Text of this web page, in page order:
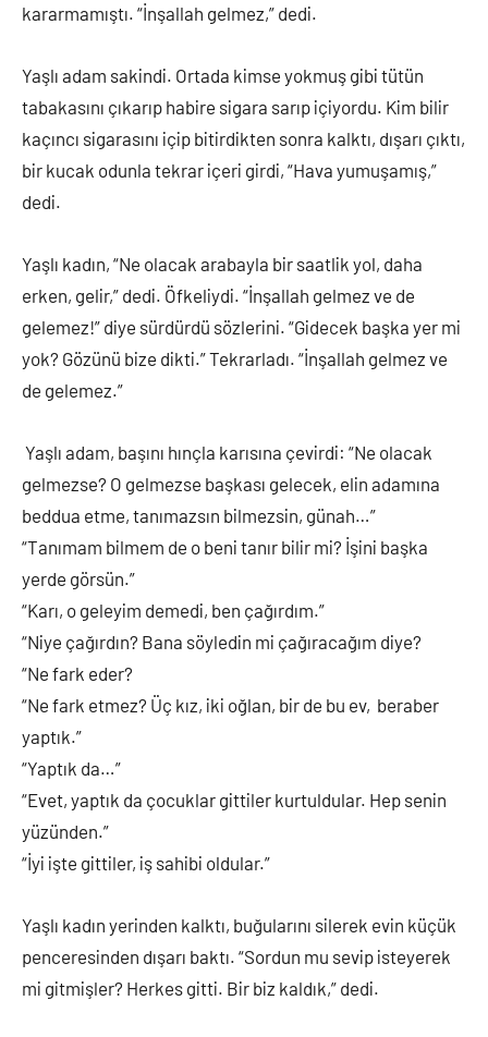
kararmamıştı. “İnşallah gelmez,” dedi.
Yaşlı adam sakindi. Ortada kimse yokmuş gibi tütün
tabakasını çıkarıp habire sigara sarıp içiyordu. Kim bilir
kaçıncı sigarasını içip bitirdikten sonra kalktı, dışarı çıktı,
bir kucak odunla tekrar içeri girdi, “Hava yumuşamış,”
dedi.
Yaşlı kadın, “Ne olacak arabayla bir saatlik yol, daha
erken, gelir,” dedi. Öfkeliydi. “İnşallah gelmez ve de
gelemez!” diye sürdürdü sözlerini. “Gidecek başka yer mi
yok? Gözünü bize dikti.” Tekrarladı. “İnşallah gelmez ve
de gelemez.”
Yaşlı adam, başını hınçla karısına çevirdi: “Ne olacak
gelmezse? O gelmezse başkası gelecek, elin adamına
beddua etme, tanımazsın bilmezsin, günah…”
“Tanımam bilmem de o beni tanır bilir mi? İşini başka
yerde görsün.”
“Karı, o geleyim demedi, ben çağırdım.”
“Niye çağırdın? Bana söyledin mi çağıracağım diye?
“Ne fark eder?
“Ne fark etmez? Üç kız, iki oğlan, bir de bu ev, beraber
yaptık.”
“Yaptık da…”
“Evet, yaptık da çocuklar gittiler kurtuldular. Hep senin
yüzünden.”
“İyi işte gittiler, iş sahibi oldular.”
Yaşlı kadın yerinden kalktı, buğularını silerek evin küçük
penceresinden dışarı baktı. “Sordun mu sevip isteyerek
mi gitmişler? Herkes gitti. Bir biz kaldık,” dedi.